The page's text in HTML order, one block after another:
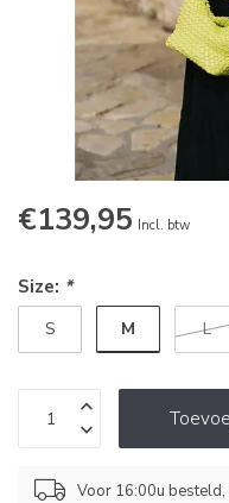
€139,95 Incl. btw
Size: *
S M L
Voor 16:00u